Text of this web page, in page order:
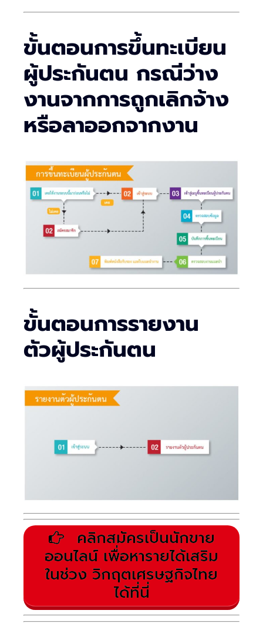
ขั้นตอนการขึ้นทะเบียน
ผู้ประกันตน กรณีว่าง
งานจากการถูกเลิกจ้าง
หรือลาออกจากงาน
ขั้นตอนการรายงาน
ตัวผู้ประกันตน
คลิกสมัครเป็นนักขาย
ออนไลน์ เพื่อหารายได้เสริม
ในช่วง วิกฤตเศรษฐกิจไทย
ได้ที่นี่